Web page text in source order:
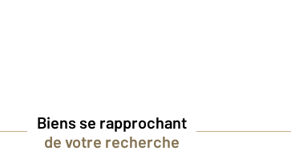
Biens se rapprochant
de votre recherche